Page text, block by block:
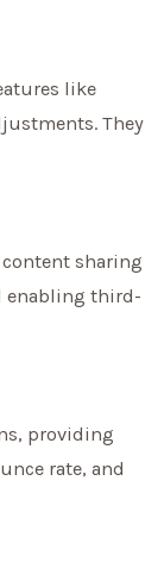
like
They
sharing
enabling third-
providing
rate, and